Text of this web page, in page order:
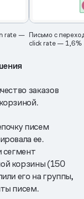
rate — Письмо с
click rate — 1,6%
заказов
писем
ее.
сегмент
корзины (150
его на группы,
писем.